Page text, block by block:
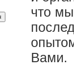
что
Вами.